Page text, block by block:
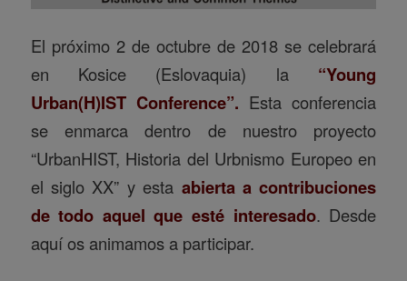
El próximo 2 de octubre de 2018 se celebrará
en Kosice (Eslovaquia) la “Young
Urban(H)IST Conference”. Esta conferencia
se enmarca dentro de nuestro proyecto
“UrbanHIST, Historia del Urbnismo Europeo en
el siglo XX” y esta abierta a contribuciones
de todo aquel que esté interesado. Desde
aquí os animamos a participar.